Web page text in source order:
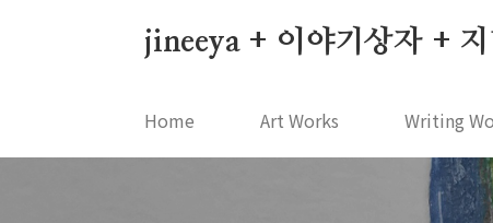
jineeya + 이야기상자 +
Home Art Works Writing